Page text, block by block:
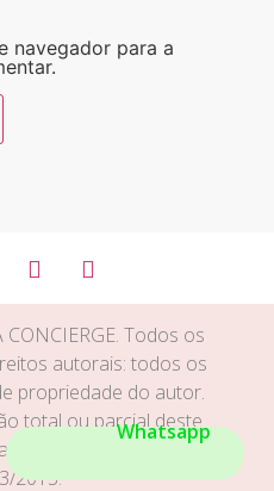
navegador para a
Todos os
autorais: todos os
propriedade do autor.
total ou parcial deste
das leis 9.610/1998 e
2013.
Whatsapp